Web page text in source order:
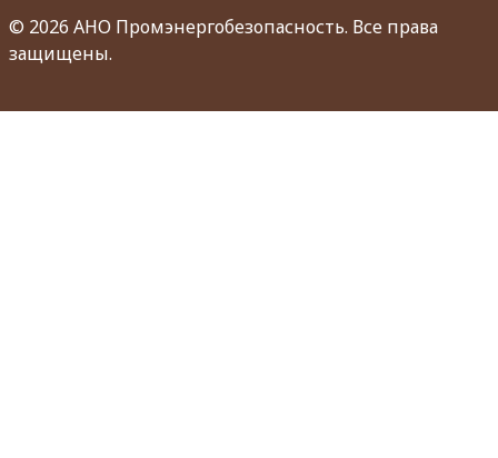
© 2026 АНО Промэнергобезопасность. Все права
защищены.